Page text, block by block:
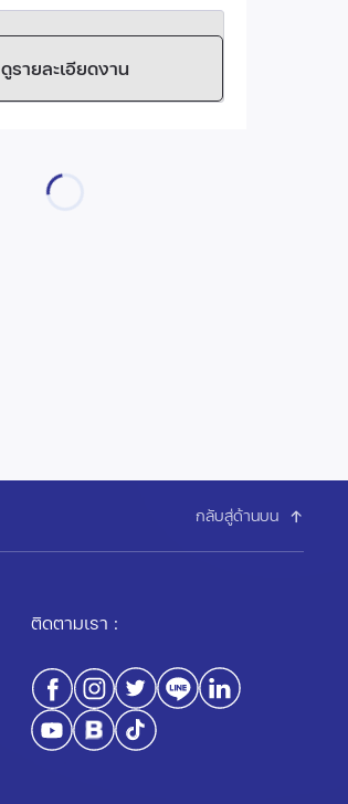
ดูรายละเอียดงาน
กลับสู่ด้านบน
ติดตามเรา :